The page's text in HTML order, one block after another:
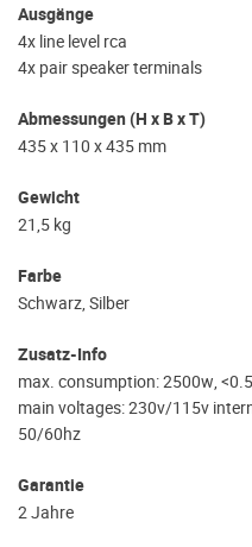
Ausgänge
4x line level rca
4x pair speaker terminals
Abmessungen (H x B x T)
435 x 110 x 435 mm
Gewicht
21,5 kg
Farbe
Schwarz, Silber
Zusatz-Info
max. consumption: 2500w,
main voltages: 230v/115v
50/60hz
Garantie
2 Jahre